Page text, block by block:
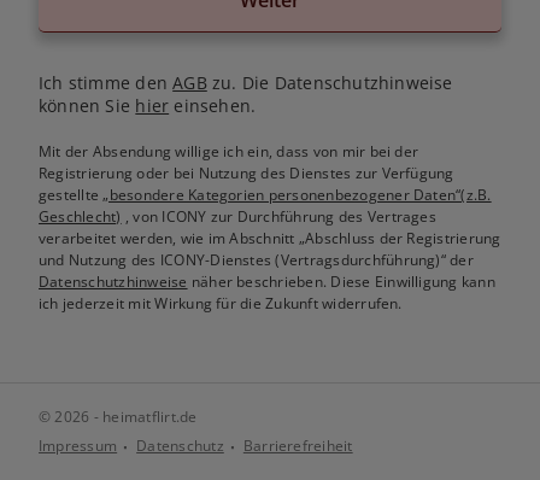
Ich stimme denAGB zu. Die Datenschutzhinweise
können Sie hier einsehen.
Mit der Absendung willige ich ein, dass von mir bei der
Registrierung oder bei Nutzung des Dienstes zur Verfügung
gestellte„besondere Kategorien personenbezogener Daten“(z.B.
Geschlecht) , von ICONY zur Durchführung des Vertrages
verarbeitet werden, wie im Abschnitt „Abschluss der Registrierung
und Nutzung des ICONY-Dienstes (Vertragsdurchführung)“ der
Datenschutzhinweise näher beschrieben. Diese Einwilligung kann
ich jederzeit mit Wirkung für die Zukunft widerrufen.
© 2026 - heimatflirt.de
Impressum
Datenschutz Barrierefreiheit